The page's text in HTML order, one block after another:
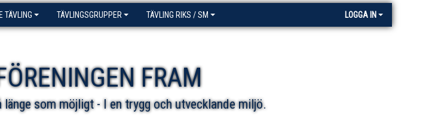
TÄVLING TÄVLINGSGRUPPER TÄVLING RIKS / SM LOGGA IN
FRAM
som möjligt - I en trygg och utvecklande miljö.